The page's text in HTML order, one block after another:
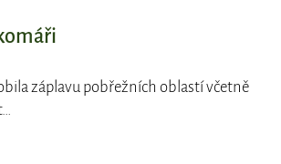
záplavu pobřežních oblastí včetně